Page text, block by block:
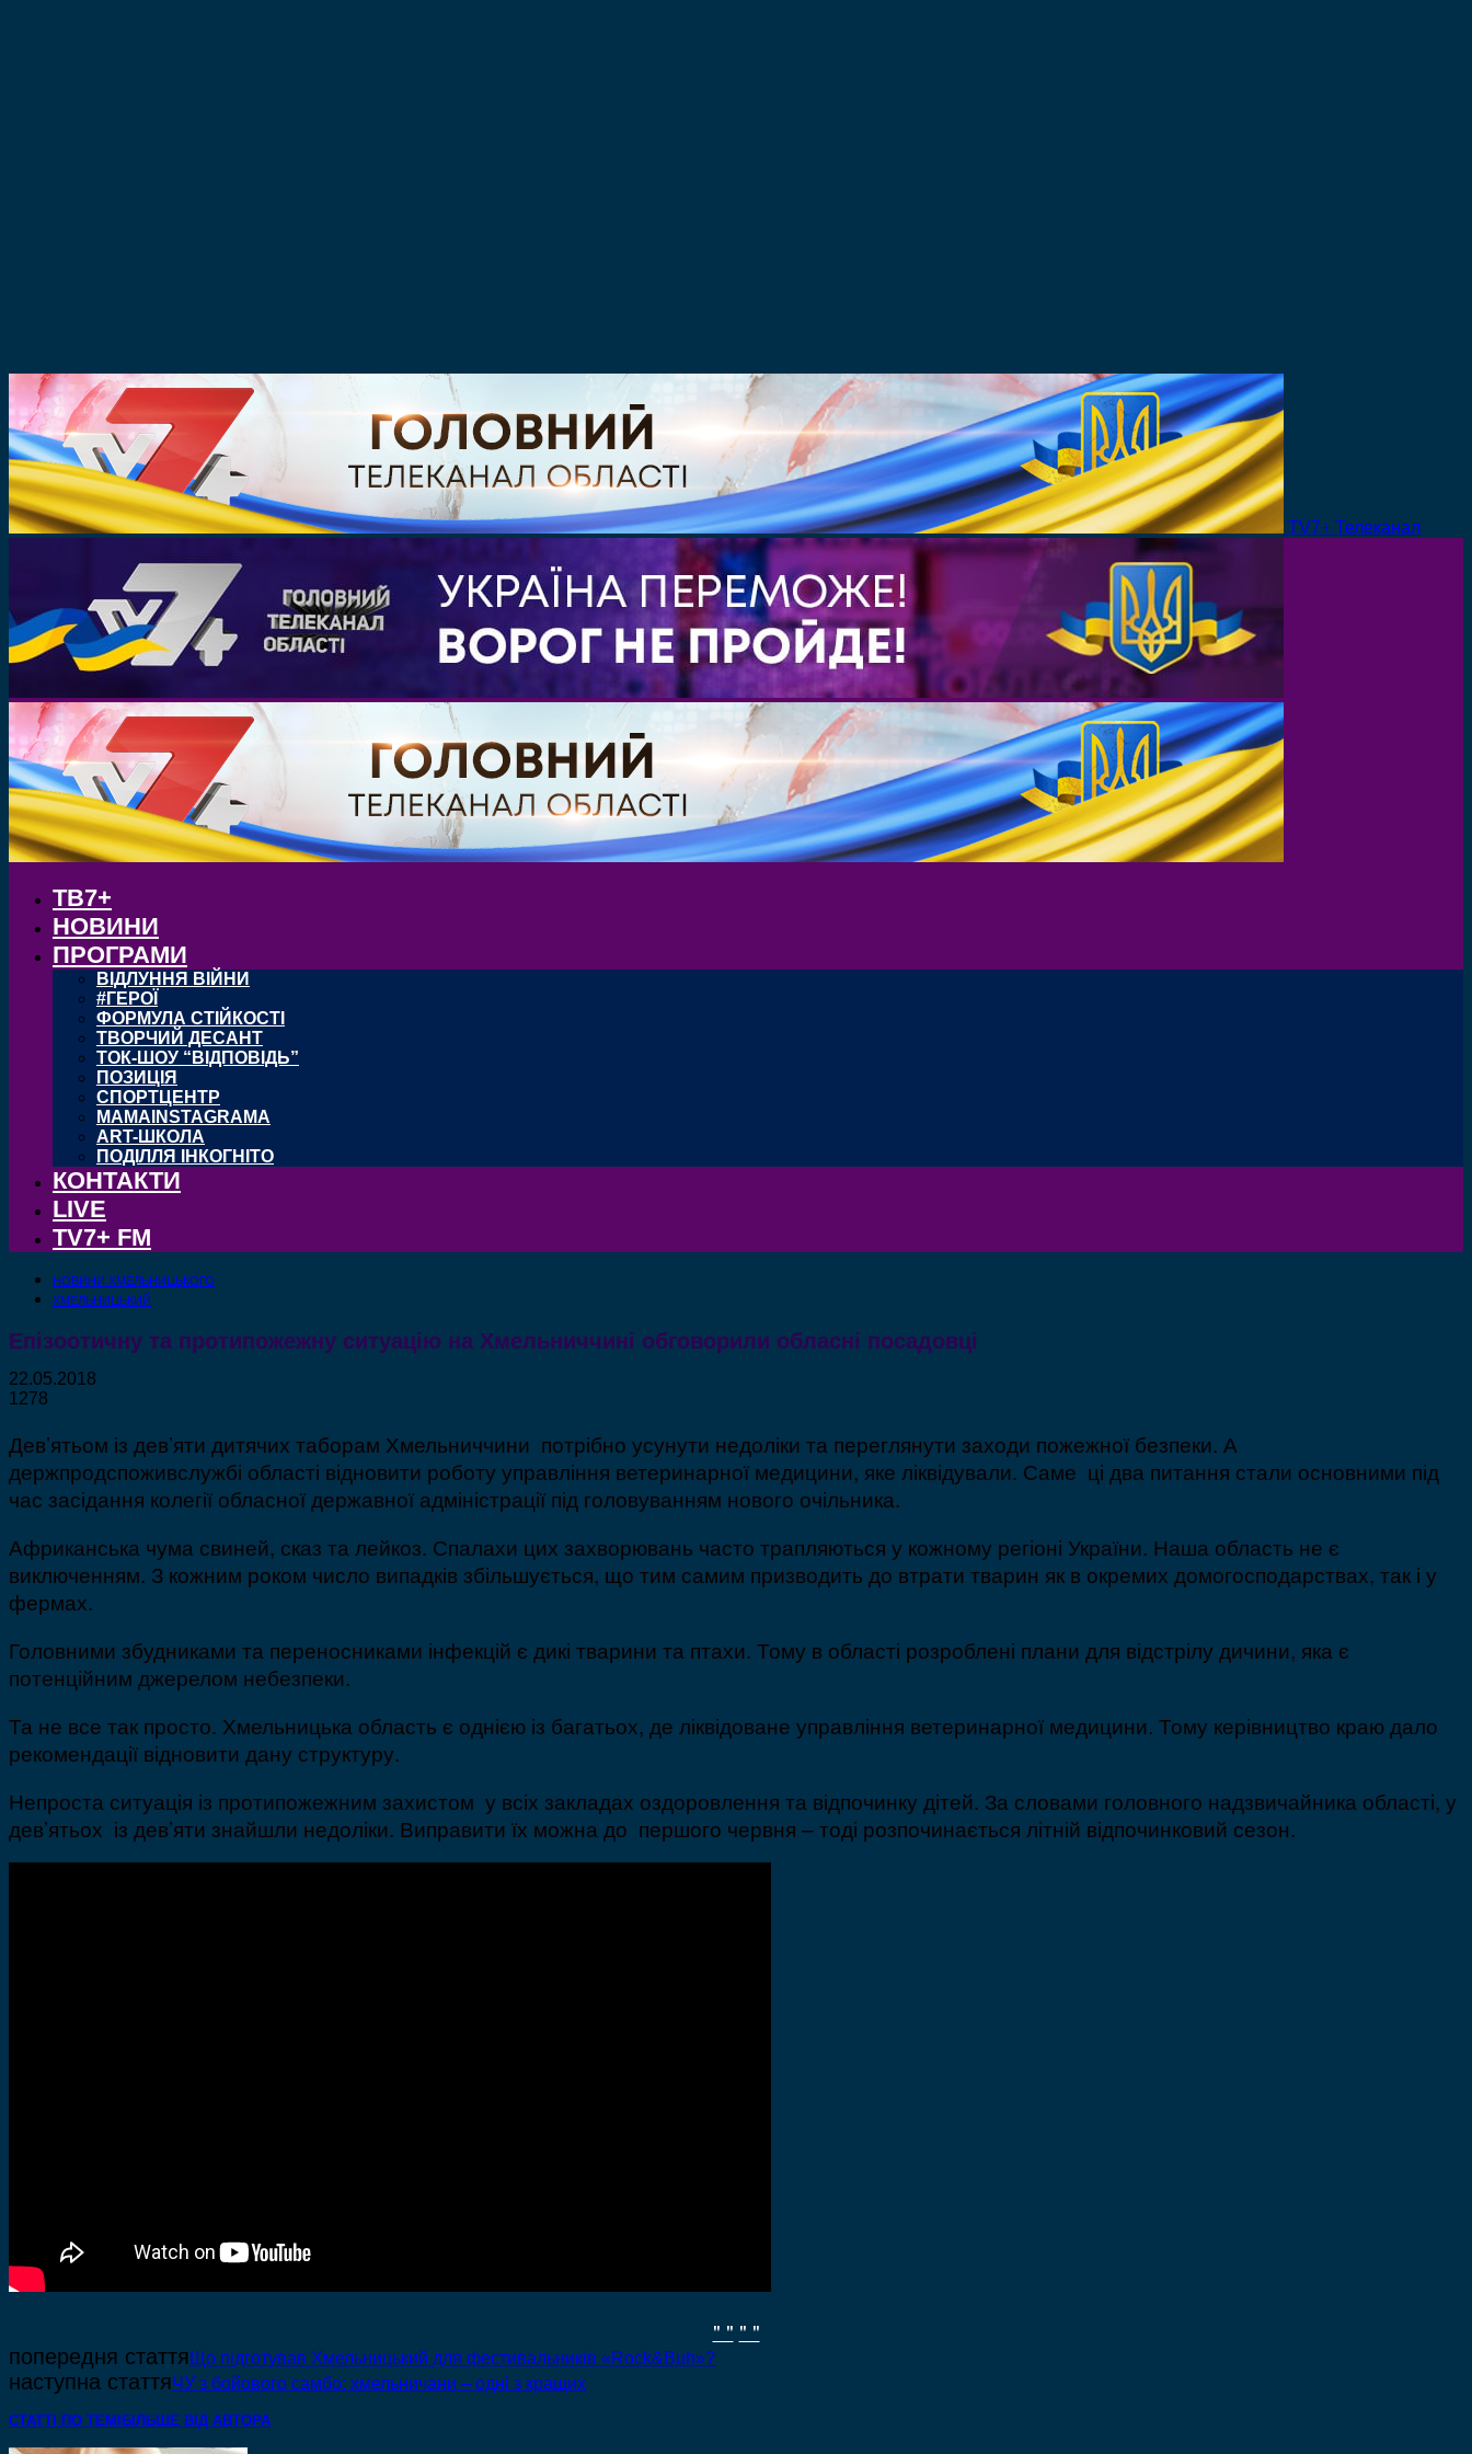
TV7+ Телеканал
ТВ7+
НОВИНИ
ПРОГРАМИ
ВІДЛУННЯ ВІЙНИ
#ГЕРОЇ
ФОРМУЛА СТІЙКОСТІ
ТВОРЧИЙ ДЕСАНТ
ТОК-ШОУ “ВІДПОВІДЬ”
ПОЗИЦІЯ
СПОРТЦЕНТР
MAMAINSTAGRAMA
ART-ШКОЛА
ПОДІЛЛЯ ІНКОГНІТО
КОНТАКТИ
LIVE
TV7+ FM
НОВИНИ ХМЕЛЬНИЦЬКОГО
ХМЕЛЬНИЦЬКИЙ
Епізоотичну та протипожежну ситуацію на Хмельниччині обговорили обласні посадовці
22.05.2018
1278
Дев’ятьом із дев’яти дитячих таборам Хмельниччини потрібно усунути недоліки та переглянути заходи пожежної безпеки. А
держпродспоживслужбі області відновити роботу управління ветеринарної медицини, яке ліквідували. Саме ці два питання стали основними під
час засідання колегії обласної державної адміністрації під головуванням нового очільника.
Африканська чума свиней, сказ та лейкоз. Спалахи цих захворювань часто трапляються у кожному регіоні України. Наша область не є
виключенням. З кожним роком число випадків збільшується, що тим самим призводить до втрати тварин як в окремих домогосподарствах, так і у
фермах.
Головними збудниками та переносниками інфекцій є дикі тварини та птахи. Тому в області розроблені плани для відстрілу дичини, яка є
потенційним джерелом небезпеки.
Та не все так просто. Хмельницька область є однією із багатьох, де ліквідоване управління ветеринарної медицини. Тому керівництво краю дало
рекомендації відновити дану структуру.
Непроста ситуація із протипожежним захистом у всіх закладах оздоровлення та відпочинку дітей. За словами головного надзвичайника області, у
дев’ятьох із дев’яти знайшли недоліки. Виправити їх можна до першого червня – тоді розпочинається літній відпочинковий сезон.
" " " "
попередня стаття Що підготував Хмельницький для фестивальників «Rock&Buh»?
наступна статтяЧУ з бойового самбо: хмельничани – одні з кращих
СТАТТІ ПО ТЕМІ БІЛЬШЕ ВІД АВТОРА